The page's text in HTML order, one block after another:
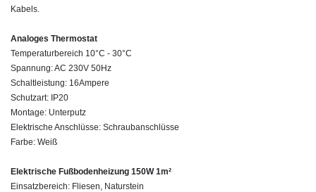
Kabels.
Analoges Thermostat
Temperaturbereich 10°C - 30°C
Spannung: AC 230V 50Hz
Schaltleistung: 16Ampere
Schutzart: IP20
Montage: Unterputz
Elektrische Anschlüsse: Schraubanschlüsse
Farbe: Weiß
Elektrische Fußbodenheizung 150W 1m²
Einsatzbereich: Fliesen, Naturstein